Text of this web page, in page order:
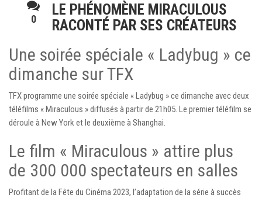
0
LE PHÉNOMÈNE MIRACULOUS
RACONTÉ PAR SES CRÉATEURS
Une soirée spéciale « Ladybug » ce
dimanche sur TFX
TFX programme une soirée spéciale « Ladybug » ce dimanche avec deux
téléfilms « Miraculous » diffusés à partir de 21h05. Le premier téléfilm se
déroule à New York et le deuxième à Shanghai.
Le film « Miraculous » attire plus
de 300 000 spectateurs en salles
Profitant de la Fête du Cinéma 2023, l’adaptation de la série à succès